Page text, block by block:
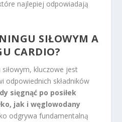
najlepiej odpowiadają
SIŁOWYM A
CARDIO?
kluczowe jest
odpowiednich składników
sięgnąć po posiłek
jak i węglowodany
odgrywa fundamentalną